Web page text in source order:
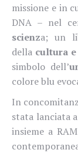
missione e in
DNA – nel
scienza; un
della cultura
simbolo dell’
colore blu
In
stata lanciata
insieme a